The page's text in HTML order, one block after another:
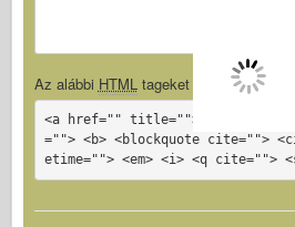
Az alábbi HTML tageket használhatod:
<a href="" title=""> <abbr
=""> <b> <blockquote cite="">
etime=""> <em> <i> <q cite="">